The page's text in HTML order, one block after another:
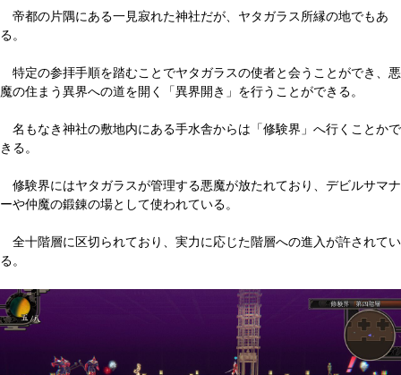
帝都の片隅にある一見寂れた神社だが、ヤタガラス所縁の地でもあ
る。
特定の参拝手順を踏むことでヤタガラスの使者と会うことができ、悪
魔の住まう異界への道を開く「異界開き」を行うことができる。
名もなき神社の敷地内にある手水舎からは「修験界」へ行くことかで
きる。
修験界にはヤタガラスが管理する悪魔が放たれており、デビルサマナ
ーや仲魔の鍛錬の場として使われている。
全十階層に区切られており、実力に応じた階層への進入が許されてい
る。